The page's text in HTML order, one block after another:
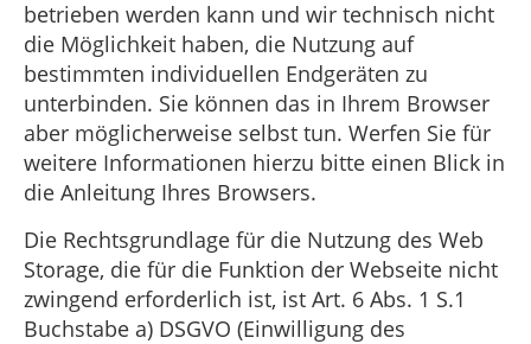
betrieben werden kann und wir technisch nicht
die Möglichkeit haben, die Nutzung auf
bestimmten individuellen Endgeräten zu
unterbinden. Sie können das in Ihrem Browser
aber möglicherweise selbst tun. Werfen Sie für
weitere Informationen hierzu bitte einen Blick in
die Anleitung Ihres Browsers.
Die Rechtsgrundlage für die Nutzung des Web
Storage, die für die Funktion der Webseite nicht
zwingend erforderlich ist, ist Art. 6 Abs. 1 S.1
Buchstabe a) DSGVO (Einwilligung des